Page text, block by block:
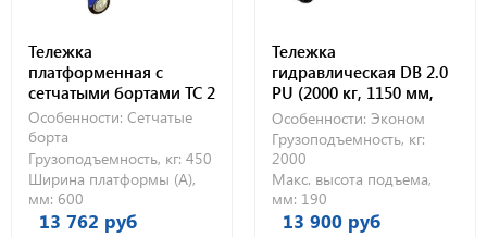
Тележка
платформенная с
сетчатыми бортами ТС 2
(600х900) К-160 (450кг)
Особенности: Сетчатые
борта
Грузоподъемность, кг: 450
Ширина платформы (А),
мм: 600
13 762 руб
Тележка
гидравлическая DB 2.0
PU (2000 кг, 1150 мм,
полиуретановые
колеса)
Особенности: Эконом
Грузоподъемность, кг:
2000
Макс. высота подъема,
мм: 190
13 900 руб